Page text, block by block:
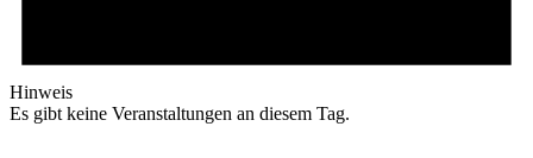
Hinweis
Es gibt keine Veranstaltungen an diesem Tag.